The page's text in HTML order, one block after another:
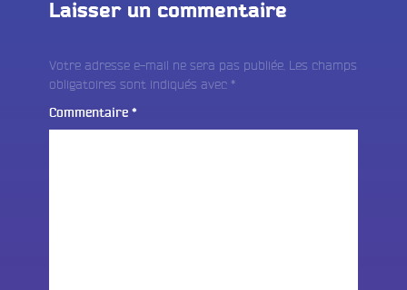
Laisser un commentaire
Votre adresse e-mail ne sera pas publiée. Les champs
obligatoires sont indiqués avec *
Commentaire *